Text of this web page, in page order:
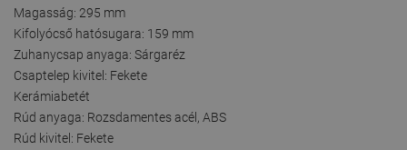
Magasság: 295 mm
Kifolyócső hatósugara: 159 mm
Zuhanycsap anyaga: Sárgaréz
Csaptelep kivitel: Fekete
Kerámiabetét
Rúd anyaga: Rozsdamentes acél, ABS
Rúd kivitel: Fekete